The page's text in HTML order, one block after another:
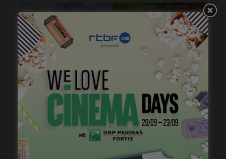
« Camille » et « Shams » dans Tout Court
janvier 18, 2023